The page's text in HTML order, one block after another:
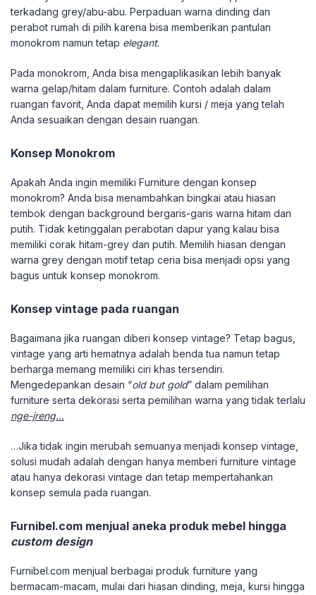
terkadang grey/abu-abu. Perpaduan warna dinding dan
perabot rumah di pilih karena bisa memberikan pantulan
monokrom namun tetap elegant.
Pada monokrom, Anda bisa mengaplikasikan lebih banyak
warna gelap/hitam dalam furniture. Contoh adalah dalam
ruangan favorit, Anda dapat memilih kursi / meja yang telah
Anda sesuaikan dengan desain ruangan.
Konsep Monokrom
Apakah Anda ingin memiliki Furniture dengan konsep
monokrom? Anda bisa menambahkan bingkai atau hiasan
tembok dengan background bergaris-garis warna hitam dan
putih. Tidak ketinggalan perabotan dapur yang kalau bisa
memiliki corak hitam-grey dan putih. Memilih hiasan dengan
warna grey dengan motif tetap ceria bisa menjadi opsi yang
bagus untuk konsep monokrom.
Konsep vintage pada ruangan
Bagaimana jika ruangan diberi konsep vintage? Tetap bagus,
vintage yang arti hematnya adalah benda tua namun tetap
berharga memang memiliki ciri khas tersendiri.
Mengedepankan desain “old but gold” dalam pemilihan
furniture serta dekorasi serta pemilihan warna yang tidak terlalu
nge-jreng…
…Jika tidak ingin merubah semuanya menjadi konsep vintage,
solusi mudah adalah dengan hanya memberi furniture vintage
atau hanya dekorasi vintage dan tetap mempertahankan
konsep semula pada ruangan.
Furnibel.com menjual aneka produk mebel hingga
custom design
Furnibel.com menjual berbagai produk furniture yang
bermacam-macam, mulai dari hiasan dinding, meja, kursi hingga